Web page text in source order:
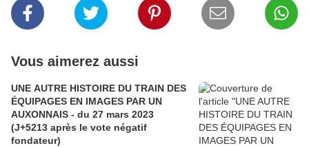
Vous aimerez aussi
UNE AUTRE HISTOIRE DU TRAIN DES
ÉQUIPAGES EN IMAGES PAR UN
AUXONNAIS - du 27 mars 2023
(J+5213 après le vote négatif
fondateur)